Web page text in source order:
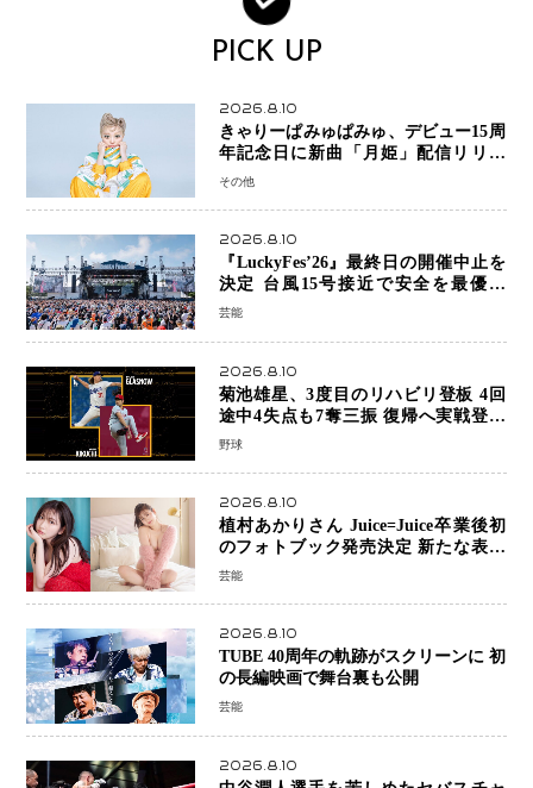
PICK UP
2026.8.10
きゃりーぱみゅぱみゅ、デビュー15周
年記念日に新曲「月姫」配信リリー
ス 自身初の主催フェス「PAMYU
その他
2026.8.10
『LuckyFes’26』最終日の開催中止を
決定 台風15号接近で安全を最優先
「苦渋の判断」
芸能
2026.8.10
菊池雄星、3度目のリハビリ登板 4回
途中4失点も7奪三振 復帰へ実戦登板
を重ねる
野球
2026.8.10
植村あかりさん Juice=Juice卒業後初
のフォトブック発売決定 新たな表現
者としての“今”を凝縮
芸能
2026.8.10
TUBE 40周年の軌跡がスクリーンに 初
の長編映画で舞台裏も公開
芸能
2026.8.10